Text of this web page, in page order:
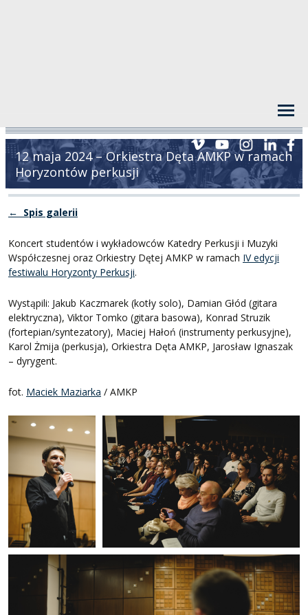
12 maja 2024 – Orkiestra Dęta AMKP w ramach
Horyzontów perkusji
← Spis galerii
Koncert studentów i wykładowców Katedry Perkusji i Muzyki
Współczesnej oraz Orkiestry Dętej AMKP w ramach IV edycji
festiwalu Horyzonty Perkusji.
Wystąpili: Jakub Kaczmarek (kotły solo), Damian Głód (gitara
elektryczna), Viktor Tomko (gitara basowa), Konrad Struzik
(fortepian/syntezatory), Maciej Hałoń (instrumenty perkusyjne),
Karol Żmija (perkusja), Orkiestra Dęta AMKP, Jarosław Ignaszak
– dyrygent.
fot. Maciek Maziarka / AMKP